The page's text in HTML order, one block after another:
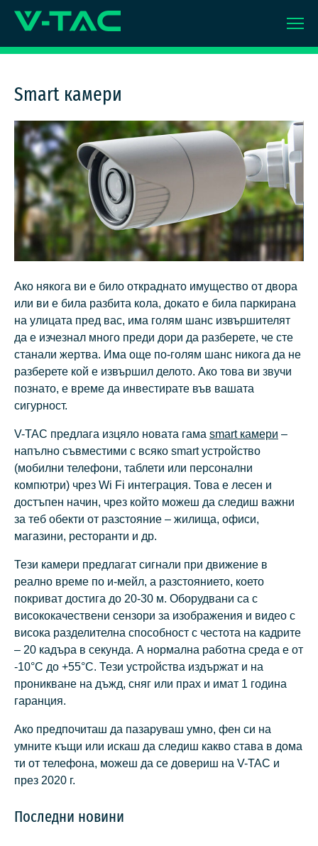
Smart камери
Ако някога ви е било откраднато имущество от двора
или ви е била разбита кола, докато е била паркирана
на улицата пред вас, има голям шанс извършителят
да е изчезнал много преди дори да разберете, че сте
станали жертва. Има още по-голям шанс никога да не
разберете кой е извършил делото. Ако това ви звучи
познато, е време да инвестирате във вашата
сигурност.
V-TAC предлага изцяло новата гама smart камери –
напълно съвместими с всяко smart устройство
(мобилни телефони, таблети или персонални
компютри) чрез Wi Fi интеграция. Това е лесен и
достъпен начин, чрез който можеш да следиш важни
за теб обекти от разстояние – жилища, офиси,
магазини, ресторанти и др.
Тези камери предлагат сигнали при движение в
реално време по и-мейл, а разстоянието, което
покриват достига до 20-30 м. Оборудвани са с
висококачествени сензори за изображения и видео с
висока разделителна способност с честота на кадрите
– 20 кадъра в секунда. А нормална работна среда е от
-10°С до +55°С. Тези устройства издържат и на
проникване на дъжд, сняг или прах и имат 1 година
гаранция.
Ако предпочиташ да пазаруваш умно, фен си на
умните къщи или искаш да следиш какво става в дома
ти от телефона, можеш да се довериш на V-TAC и
през 2020 г.
Последни новини